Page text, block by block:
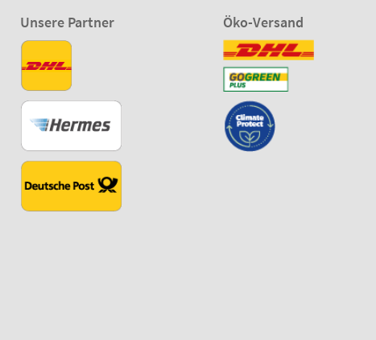
Unsere Partner Öko-Versand